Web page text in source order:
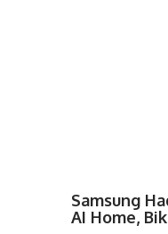
Samsung
AI Home,